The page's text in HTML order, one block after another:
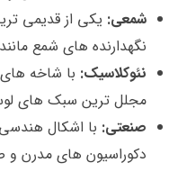
شمعی: یکی از قدیمی‌
نگهدارنده‌ های شمع‌
نئوکلاسیک: با شاخه‌
مجلل‌ ترین سبک‌ های
صنعتی: با اشکال
دکوراسیون‌ های مدرن